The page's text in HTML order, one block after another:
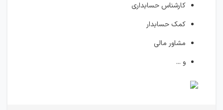
کارشناس حسابداری
کمک حسابدار
مشاور مالی
و ...